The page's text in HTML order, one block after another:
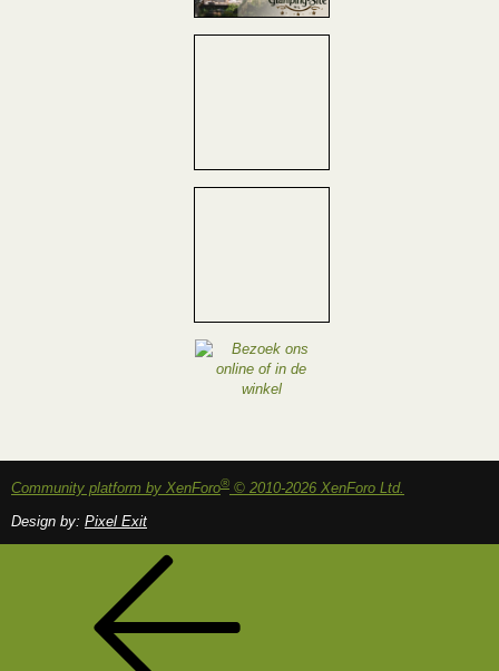
Community platform by XenForo® © 2010-2026 XenForo Ltd.
Design by: Pixel Exit